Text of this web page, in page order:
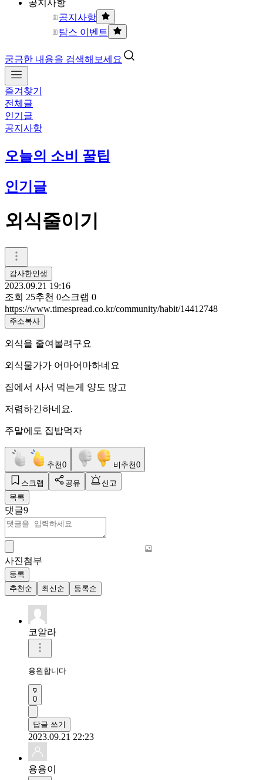
공지사항
공지사항
탐스 이벤트
궁금한 내용을 검색해보세요
즐겨찾기
전체글
인기글
공지사항
오늘의 소비 꿀팁
인기글
외식줄이기
감사한인생
2023.09.21 19:16
조회 25추천 0스크랩 0
https://www.timespread.co.kr/community/habit/14412748
주소복사
외식을 줄여볼려구요
외식물가가 어마어마하네요
집에서 사서 먹는게 양도 많고
저렴하긴하네요.
주말에도 집밥먹자
추천0 비추천0
스크랩 공유
신고
목록
댓글9
사진첨부
등록
추천순
최신순 등록순
코알라
응원합니다
0
답글 쓰기
2023.09.21 22:23
용용이